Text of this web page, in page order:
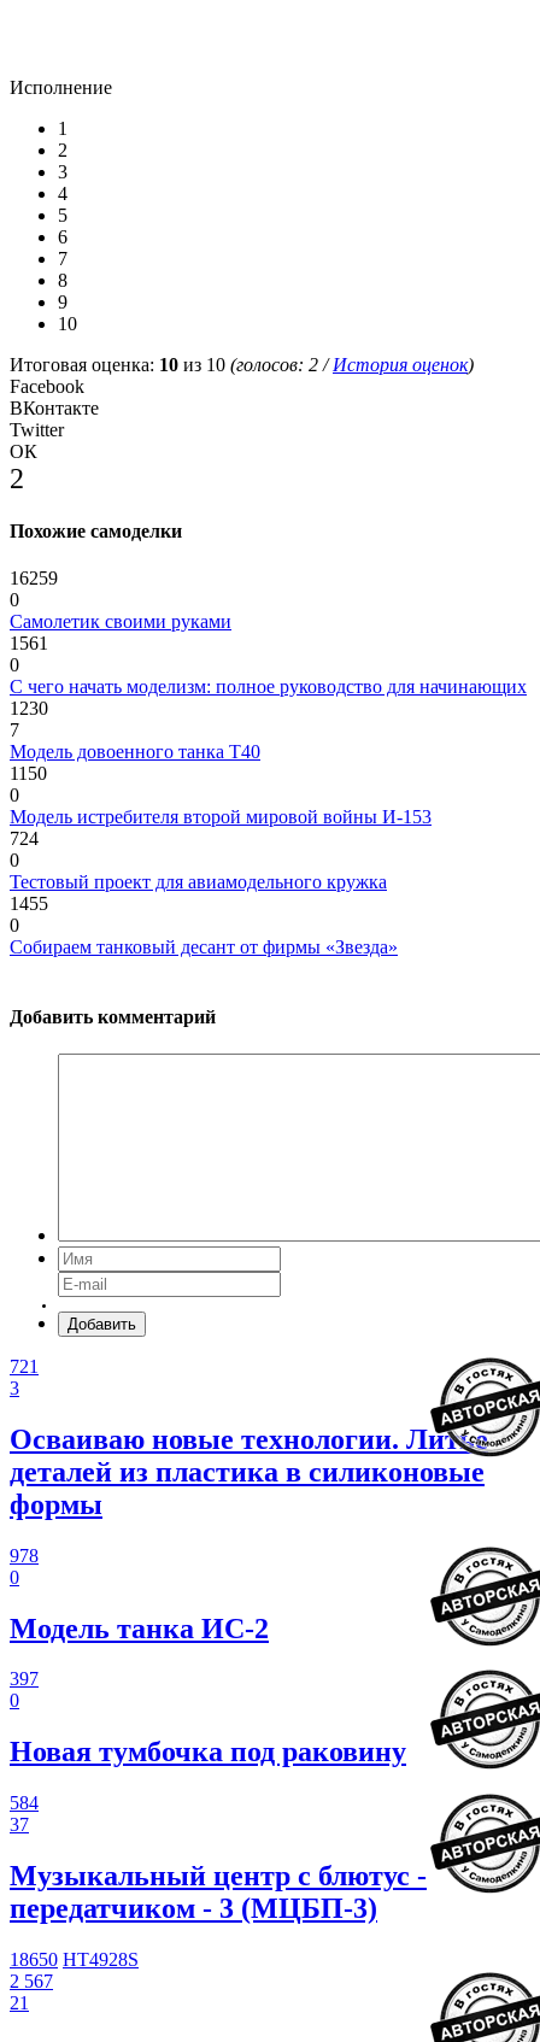
Исполнение
1
2
3
4
5
6
7
8
9
10
Итоговая оценка: 10 из 10 (голосов: 2 /История оценок)
Facebook
ВКонтакте
Twitter
ОК
2
Похожие самоделки
16259
0
Самолетик своими руками
1561
0
С чего начать моделизм: полное руководство для начинающих
1230
7
Модель довоенного танка Т40
1150
0
Модель истребителя второй мировой войны И-153
724
0
Тестовый проект для авиамодельного кружка
1455
0
Собираем танковый десант от фирмы «Звезда»
Добавить комментарий
Добавить
721
3
Осваиваю новые технологии. Литье
деталей из пластика в силиконовые
формы
978
0
Модель танка ИС-2
397
0
Новая тумбочка под раковину
584
37
Музыкальный центр с блютус -
передатчиком - 3 (МЦБП-3)
18650 HT4928S
2 567
21